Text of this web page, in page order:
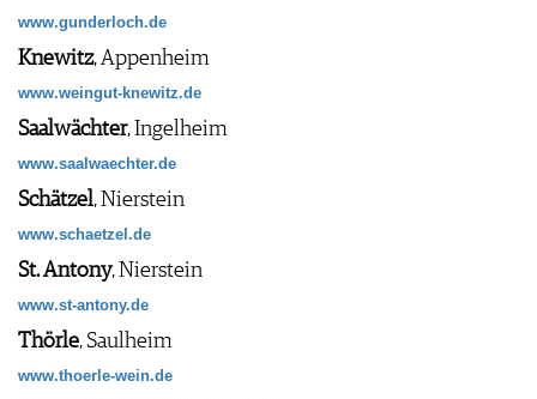
www.gunderloch.de
Knewitz, Appenheim
www.weingut-knewitz.de
Saalwächter, Ingelheim
www.saalwaechter.de
Schätzel, Nierstein
www.schaetzel.de
St. Antony, Nierstein
www.st-antony.de
Thörle, Saulheim
www.thoerle-wein.de